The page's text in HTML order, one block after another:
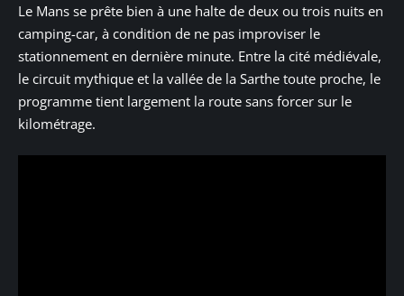
Le Mans se prête bien à une halte de deux ou trois nuits en
camping-car, à condition de ne pas improviser le
stationnement en dernière minute. Entre la cité médiévale,
le circuit mythique et la vallée de la Sarthe toute proche, le
programme tient largement la route sans forcer sur le
kilométrage.